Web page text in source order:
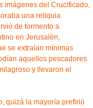
imágenes del Crucificado,
una reliquia
de tormento a
en Jerusalén,
se extraían mínimas
aquellos pescadores
y llevaron el
quizá la mayoría prefirió